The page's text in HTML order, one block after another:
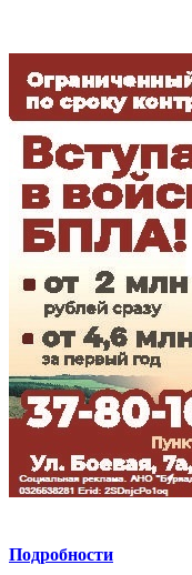
Подробности